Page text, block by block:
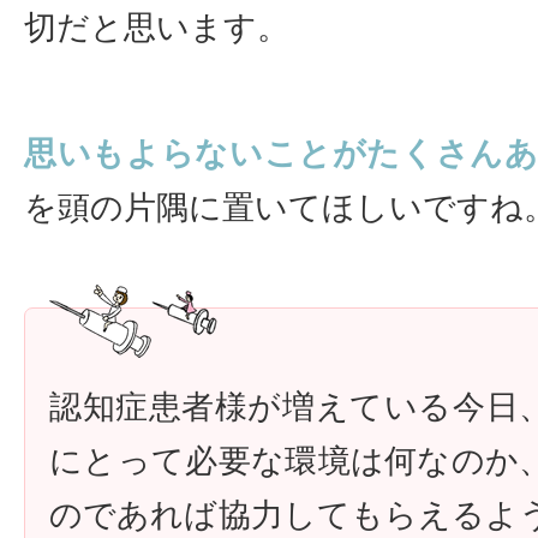
切だと思います。
思いもよらないことがたくさん
を頭の片隅に置いてほしいですね
認知症患者様が増えている今日
にとって必要な環境は何なのか
のであれば協力してもらえるよ